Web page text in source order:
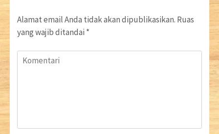
Alamat email Anda tidak akan dipublikasikan. Ruas
yang wajib ditandai *
Komentari